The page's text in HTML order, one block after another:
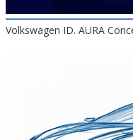
Volkswagen ID. AURA